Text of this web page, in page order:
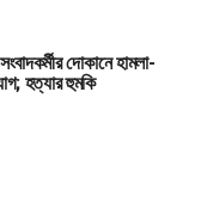
দোকানে হামলা-
হত্যার হুমকি